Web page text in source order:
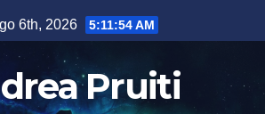
6th, 2026 5:11:54 AM
Pruiti